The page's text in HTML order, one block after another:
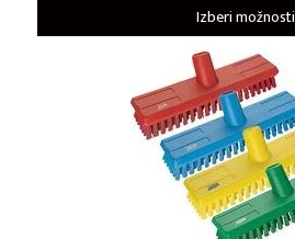
Izberi možnosti